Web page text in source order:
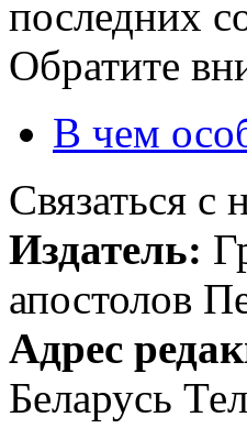
последних
Обратите
В чем
Связаться с
Издатель:
апостолов
Адрес
Беларусь